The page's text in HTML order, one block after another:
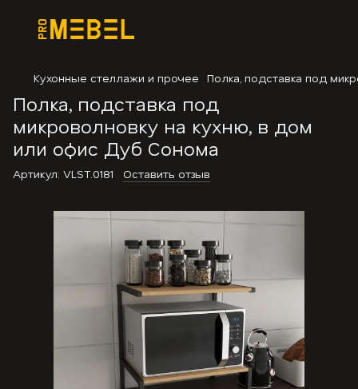
Кухонные стеллажи и прочее Полка, подставка под
Полка, подставка под
микроволновку на кухню, в дом
или офис Дуб Сонома
Артикул: VLST.0181 Оставить отзыв